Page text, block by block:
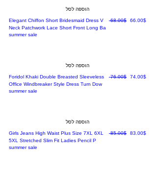
הוספה לסל
Elegant Chiffon Short Bridesmaid Dress V
Neck Patchwork Lace Short Front Long Ba
מחיר רגיל
‏68.00 ‏$ מחיר מבצע
‏66.00 ‏$
summer sale
הוספה לסל
Foridol Khaki Double Breasted Sleeveless
Office Windbreaker Style Dress Turn Dow
מחיר רגיל
‏76.00 ‏$ מחיר מבצע
‏74.00 ‏$
summer sale
הוספה לסל
Girls Jeans High Waist Plus Size 7XL 6XL
5XL Stretched Slim Fit Ladies Pencil P
מחיר רגיל
‏85.00 ‏$ מחיר מבצע
‏83.00 ‏$
summer sale